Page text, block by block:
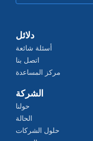
دلائل
أسئلة شائعة
اتصل بنا
مركز المساعدة
الشركة
حولنا
الحالة
حلول الشركات